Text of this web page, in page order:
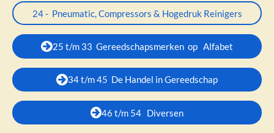
24 - Pneumatic, Compressors & Hogedruk Reinigers
25 t/m 33 Gereedschapsmerken op Alfabet
34 t/m 45 De Handel in Gereedschap
46 t/m 54 Diversen